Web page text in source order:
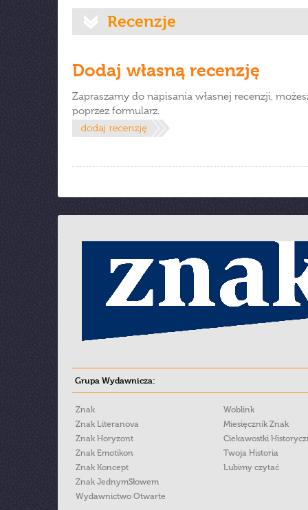
Recenzje
Dodaj własną recenzję
Zapraszamy do napisania własnej recenzji,
poprzez formularz.
Grupa Wydawnicza:
Znak
Znak Literanova
Znak Horyzont
Znak Emotikon
Znak Koncept
Znak JednymSłowem
Wydawnictwo Otwarte
Woblink
Miesięcznik Znak
Ciekawostki
Twoja Historia
Lubimy czytać